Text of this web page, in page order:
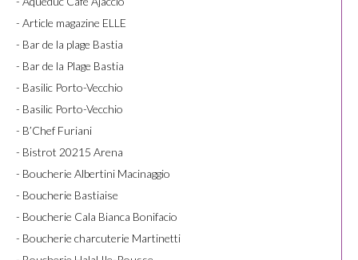
- Article magazine ELLE
- Bar de la plage Bastia
- Bar de la Plage Bastia
- Basilic Porto-Vecchio
- Basilic Porto-Vecchio
- B’Chef Furiani
- Bistrot 20215 Arena
- Boucherie Albertini Macinaggio
- Boucherie Bastiaise
- Boucherie Cala Bianca Bonifacio
- Boucherie charcuterie Martinetti